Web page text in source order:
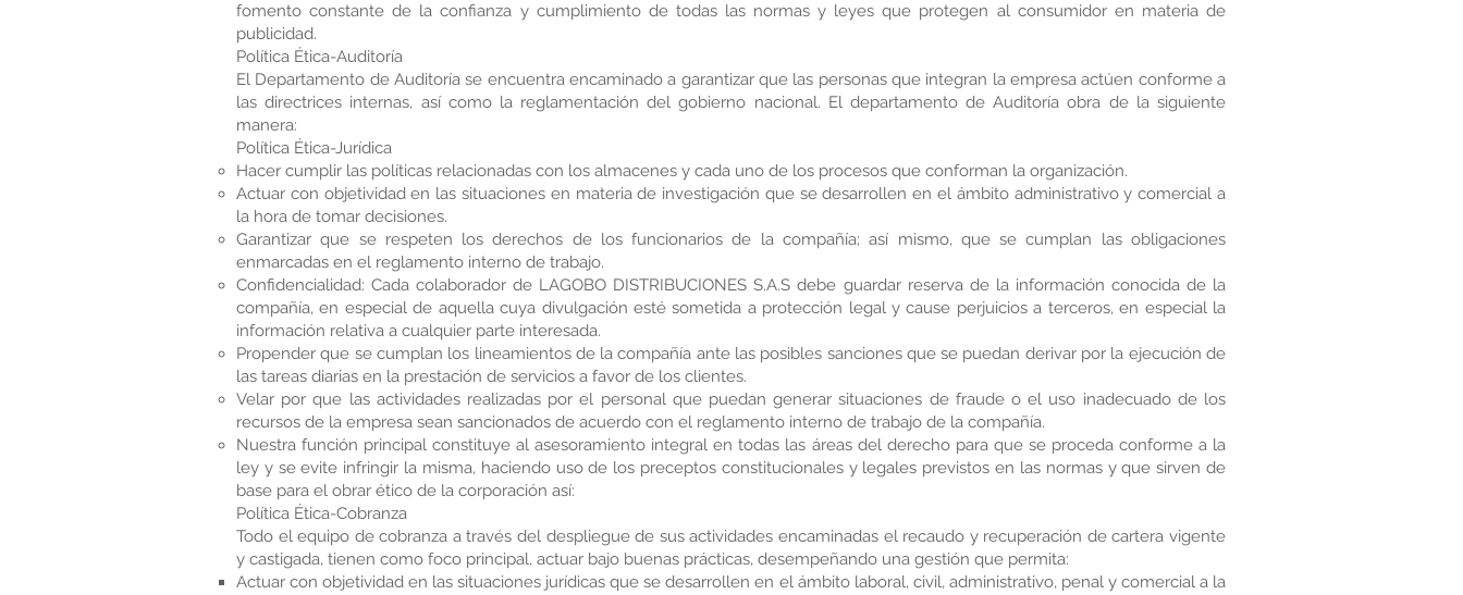
fomento constante de la confianza y cumplimiento de todas las normas y leyes que protegen al consumidor en materia de
publicidad.
Política Ética-Auditoría
El Departamento de Auditoría se encuentra encaminado a garantizar que las personas que integran la empresa actúen conforme a
las directrices internas, así como la reglamentación del gobierno nacional. El departamento de Auditoría obra de la siguiente
manera:
Política Ética-Jurídica
Hacer cumplir las políticas relacionadas con los almacenes y cada uno de los procesos que conforman la organización.
Actuar con objetividad en las situaciones en materia de investigación que se desarrollen en el ámbito administrativo y comercial a
la hora de tomar decisiones.
Garantizar que se respeten los derechos de los funcionarios de la compañía; así mismo, que se cumplan las obligaciones
enmarcadas en el reglamento interno de trabajo.
Confidencialidad: Cada colaborador de LAGOBO DISTRIBUCIONES S.A.S debe guardar reserva de la información conocida de la
compañía, en especial de aquella cuya divulgación esté sometida a protección legal y cause perjuicios a terceros, en especial la
información relativa a cualquier parte interesada.
Propender que se cumplan los lineamientos de la compañía ante las posibles sanciones que se puedan derivar por la ejecución de
las tareas diarias en la prestación de servicios a favor de los clientes.
Velar por que las actividades realizadas por el personal que puedan generar situaciones de fraude o el uso inadecuado de los
recursos de la empresa sean sancionados de acuerdo con el reglamento interno de trabajo de la compañía.
Nuestra función principal constituye al asesoramiento integral en todas las áreas del derecho para que se proceda conforme a la
ley y se evite infringir la misma, haciendo uso de los preceptos constitucionales y legales previstos en las normas y que sirven de
base para el obrar ético de la corporación así:
Política Ética-Cobranza
Todo el equipo de cobranza a través del despliegue de sus actividades encaminadas el recaudo y recuperación de cartera vigente
y castigada, tienen como foco principal, actuar bajo buenas prácticas, desempeñando una gestión que permita:
Actuar con objetividad en las situaciones jurídicas que se desarrollen en el ámbito laboral, civil, administrativo, penal y comercial a la